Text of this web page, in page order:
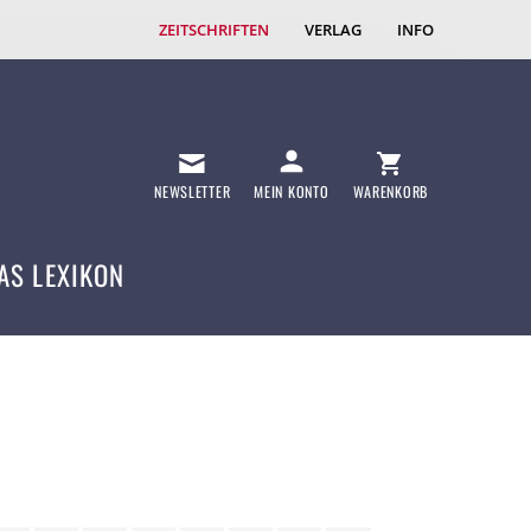
ZEITSCHRIFTEN VERLAG INFO
NEWSLETTER MEIN KONTO WARENKORB
LEXIKON